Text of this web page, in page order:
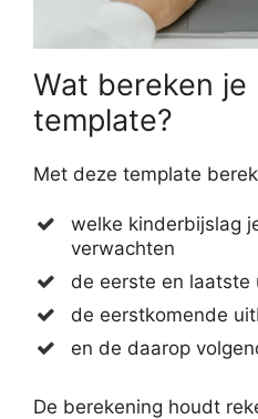
Wat bereken je
template?
Met deze template
welke kinderbijslag
verwachten
de eerste en laatste
de eerstkomende
en de daarop
De berekening houdt